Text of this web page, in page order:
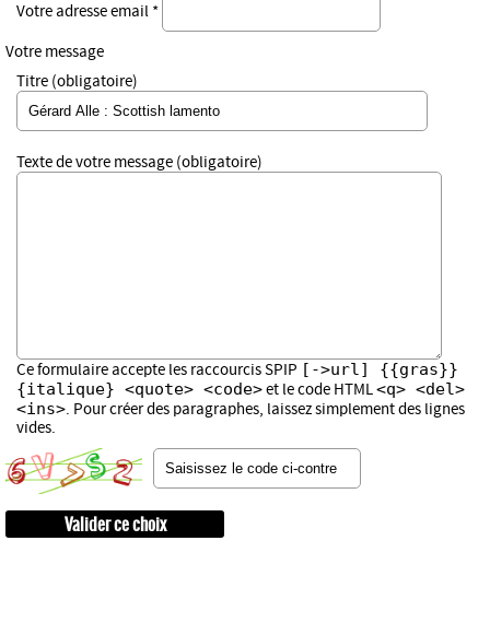
Votre adresse email *
Votre message
Titre (obligatoire)
Texte de votre message (obligatoire)
Ce formulaire accepte les raccourcis SPIP [->url] {{gras}}
{italique} <quote> <code>et le code HTML<q> <del>
<ins>. Pour créer des paragraphes, laissez simplement des lignes
vides.